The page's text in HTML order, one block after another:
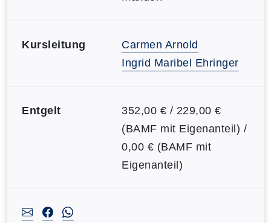
Kursleitung
Carmen Arnold
Ingrid Maribel Ehringer
Entgelt
352,00 € / 229,00 €
(BAMF mit Eigenanteil) /
0,00 € (BAMF mit
Eigenanteil)